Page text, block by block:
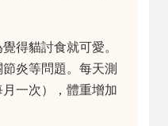
得貓討食就可愛。
炎等問題。每天測
一次），體重增加